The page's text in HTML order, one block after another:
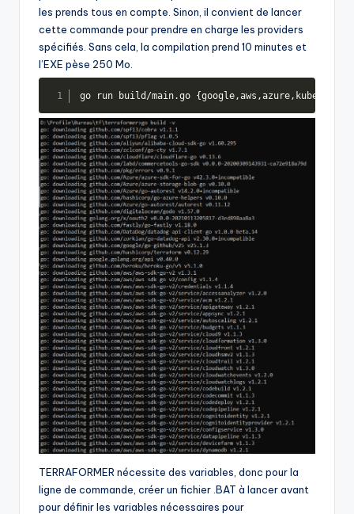
les prends tous en compte. Sinon, il convient de lancer
cette commande pour prendre en charge les providers
spécifiés. Sans cela, la compilation prend 10 minutes et
l’EXE pèse 250 Mo.
go run build/main.go {
TERRAFORMER nécessite des variables, donc pour la
ligne de commande, créer un fichier .BAT à lancer avant
pour définir les variables nécessaires pour